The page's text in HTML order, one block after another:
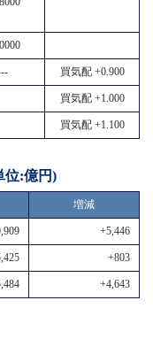
買気配 +0.900
買気配 +1.000
買気配 +1.100
位:億円)
増減
+5,446
+803
+4,643